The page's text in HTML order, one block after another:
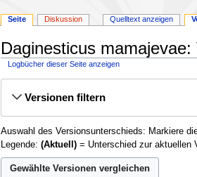
Daginesticus
Logbücher dieser Seite anzeigen
Navigation
SucheVersionen filtern
Auswahl des Versionsunterschieds: Markiere
Legende: (Aktuell)= Unterschied zur aktuellen
Seite Diskussion Quelltext anzeigen